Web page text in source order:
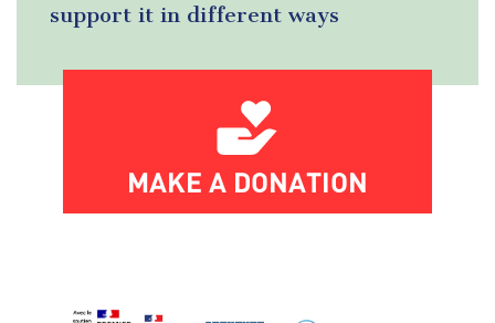
support it in different ways
MAKE A DONATION